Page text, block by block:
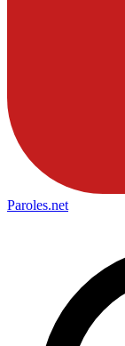
Paroles.net